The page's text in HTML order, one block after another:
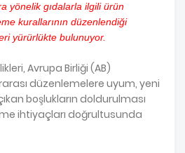
yönelik gıdalarla ilgili ürün
kurallarının düzenlendiği
yürürlükte bulunuyor.
Avrupa Birliği (AB)
düzenlemelere uyum, yeni
boşlukların doldurulması
ihtiyaçları doğrultusunda